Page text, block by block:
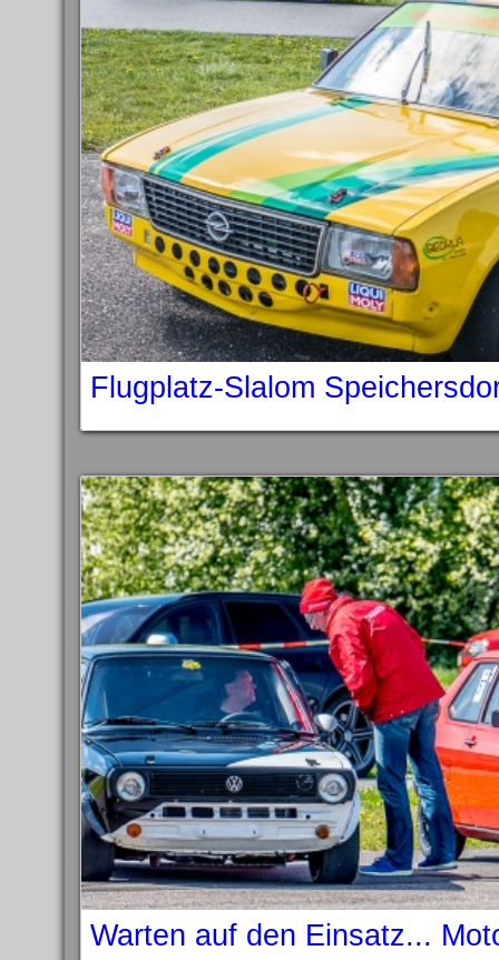
Flugplatz-Slalom
Warten auf den Einsatz...